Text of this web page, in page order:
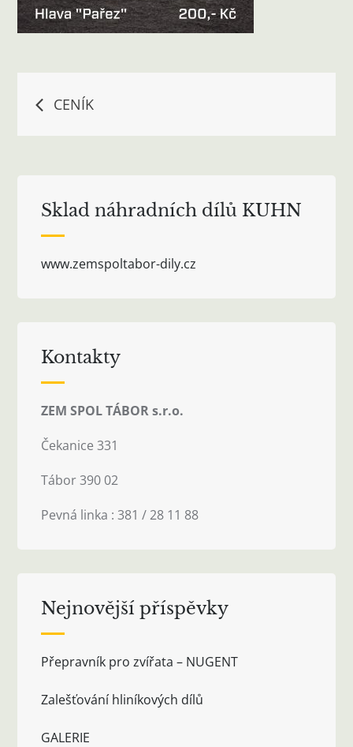
Navigace
CENÍK
Sklad náhradních dílů KUHN
www.zemspoltabor-dily.cz
Kontakty
ZEM SPOL TÁBOR s.r.o.
Čekanice 331
Tábor 390 02
Pevná linka : 381 / 28 11 88
Nejnovější příspěvky
Přepravník pro zvířata – NUGENT
Zalešťování hliníkových dílů
GALERIE